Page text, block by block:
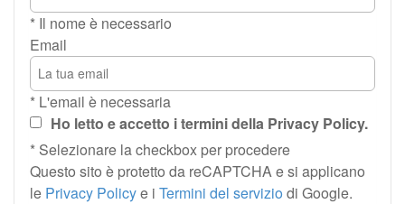
* Il nome è necessario
Email
* L'email è necessaria
Ho letto e accetto i termini della Privacy Policy.
* Selezionare la checkbox per procedere
Questo sito è protetto da reCAPTCHA e si applicano
le Privacy Policye i Termini del servizio di Google.